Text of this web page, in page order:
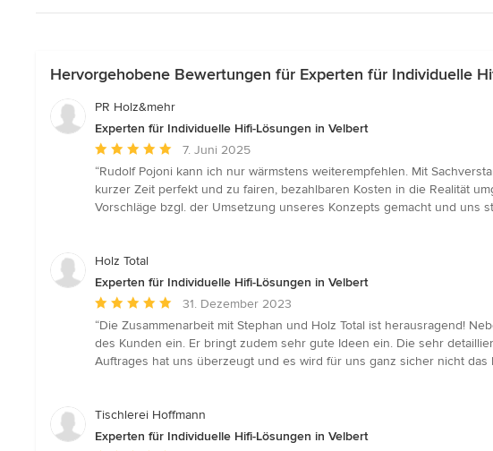
Hervorgehobene Bewertungen für Experten für Individuelle
PR Holz&mehr
Experten für Individuelle Hifi-Lösungen in Velbert
Durchschnittliche
Bewertung:
5
von
7. Juni 2025
“Rudolf Pojoni kann ich nur wärmstens weiterempfehlen. Mit
kurzer Zeit perfekt und zu fairen, bezahlbaren Kosten in die Realität
Vorschläge bzgl. der Umsetzung unseres Konzepts gemacht und uns
Holz Total
Experten für Individuelle Hifi-Lösungen in Velbert
Durchschnittliche
Bewertung:
5
von
31. Dezember 2023
“Die Zusammenarbeit mit Stephan und Holz Total ist herausragend!
des Kunden ein. Er bringt zudem sehr gute Ideen ein. Die sehr
Auftrages hat uns überzeugt und es wird für uns ganz sicher nicht das
Tischlerei Hoffmann
Experten für Individuelle Hifi-Lösungen in Velbert